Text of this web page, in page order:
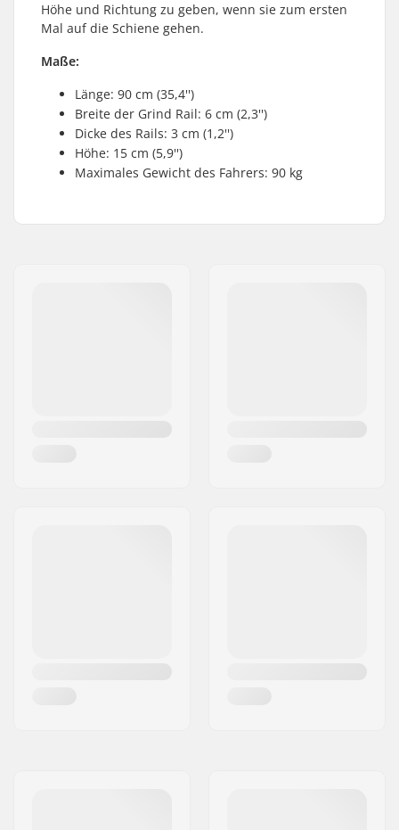
Höhe und Richtung zu geben, wenn sie zum ersten
Mal auf die Schiene gehen.
Maße:
Länge: 90 cm (35,4'')
Breite der Grind Rail: 6 cm (2,3'')
Dicke des Rails: 3 cm (1,2'')
Höhe: 15 cm (5,9'')
Maximales Gewicht des Fahrers: 90 kg